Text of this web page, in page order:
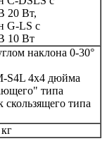
20 Вт,
G-LS с
10 Вт
наклона 0-30°
S4L 4x4 дюйма
типа
скользящего типа